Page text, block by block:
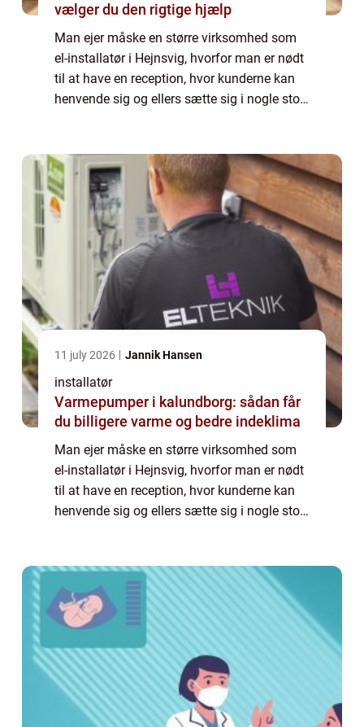
vælger du den rigtige hjælp
Man ejer måske en større virksomhed som
el-installatør i Hejnsvig, hvorfor man er nødt
til at have en reception, hvor kunderne kan
henvende sig og ellers sætte sig i nogle stole
11 july 2026 Jannik Hansen
installatør
Varmepumper i kalundborg: sådan får
du billigere varme og bedre indeklima
Man ejer måske en større virksomhed som
el-installatør i Hejnsvig, hvorfor man er nødt
til at have en reception, hvor kunderne kan
henvende sig og ellers sætte sig i nogle stole